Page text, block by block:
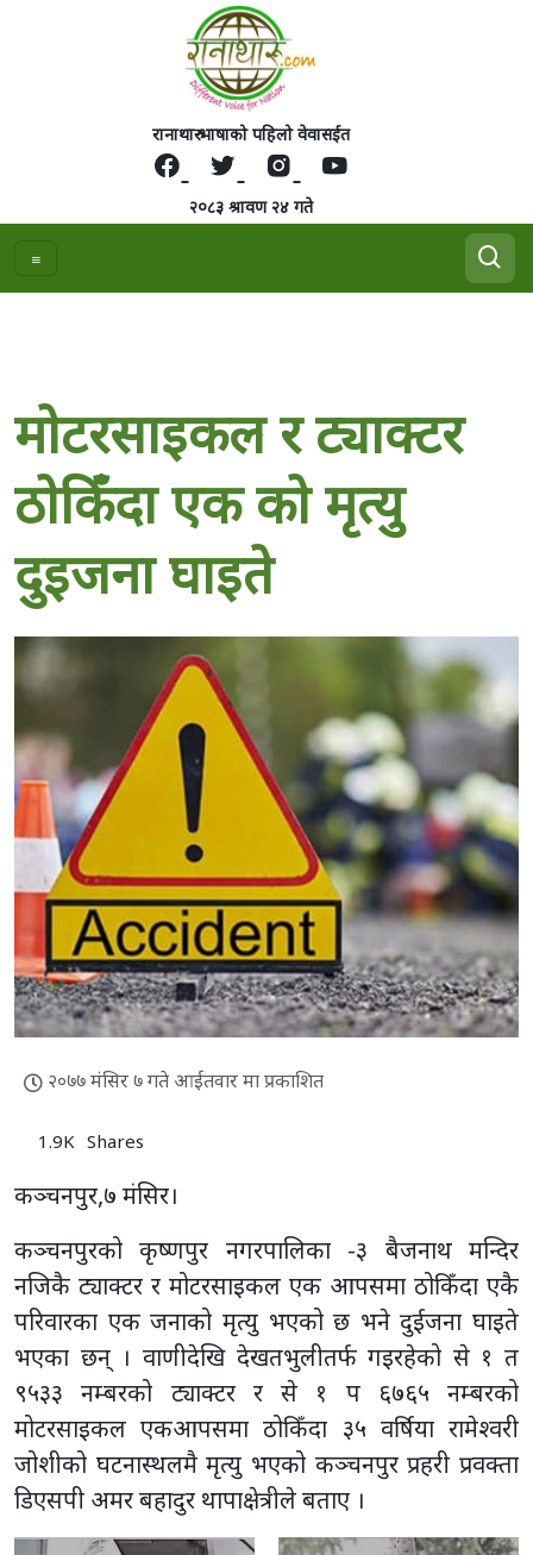
रानाथारु भाषाको पहिलो वेवासईत
२०८३ श्रावण २४ गते
माेटरसाइकल र ट्याक्टर
ठाेकिँदा एक काे मृत्यु
दुइजना घाइते
२०७७ मंसिर ७ गते आईतवार मा प्रकाशित
1.9K Shares
कञ्चनपुर,७ मंसिर।
कञ्चनपुरको कृष्णपुर नगरपालिका -३ बैजनाथ मन्दिर
नजिकै ट्याक्टर र मोटरसाइकल एक आपसमा ठोकिँदा एकै
परिवारका एक जनाको मृत्यु भएको छ भने दुईजना घाइते
भएका छन् । वाणीदेखि देखतभुलीतर्फ गइरहेको से १ त
९५३३ नम्बरको ट्याक्टर र से १ प ६७६५ नम्बरको
मोटरसाइकल एकआपसमा ठोकिँदा ३५ वर्षिया रामेश्वरी
जोशीको घटनास्थलमै मृत्यु भएको कञ्चनपुर प्रहरी प्रवक्ता
डिएसपी अमर बहादुर थापाक्षेत्रीले बताए ।